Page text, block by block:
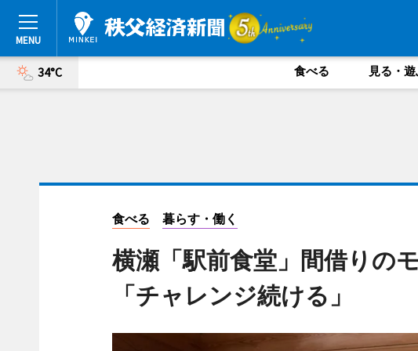
34°C 食べる 見る・
食べる 暮らす・働く
横瀬「駅前食堂」間借りの
「チャレンジ続ける」